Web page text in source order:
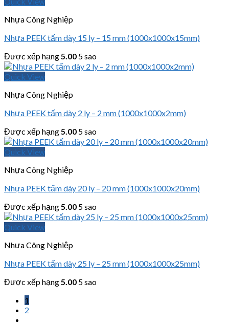
Nhựa Công Nghiệp
Nhựa PEEK tấm dày 15 ly – 15 mm (1000x1000x15mm)
Được xếp hạng5.00 5 sao
Quick View
Nhựa Công Nghiệp
Nhựa PEEK tấm dày 2 ly – 2 mm (1000x1000x2mm)
Được xếp hạng5.00 5 sao
Quick View
Nhựa Công Nghiệp
Nhựa PEEK tấm dày 20 ly – 20 mm (1000x1000x20mm)
Được xếp hạng5.00 5 sao
Quick View
Nhựa Công Nghiệp
Nhựa PEEK tấm dày 25 ly – 25 mm (1000x1000x25mm)
Được xếp hạng5.00 5 sao
1
2